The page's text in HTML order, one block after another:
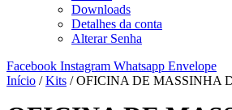
Downloads
Detalhes da conta
Alterar Senha
Facebook Instagram Whatsapp Envelope
Início /Kits / OFICINA DE MASSINHA